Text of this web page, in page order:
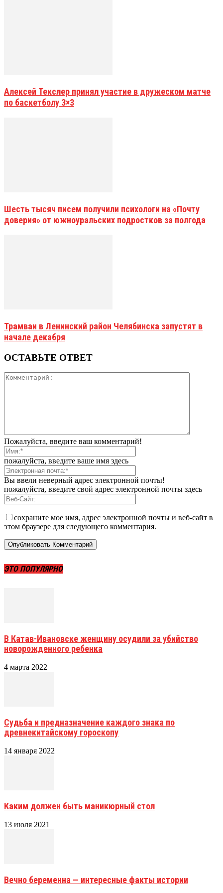
Алексей Текслер принял участие в дружеском матче
по баскетболу 3×3
Шесть тысяч писем получили психологи на «Почту
доверия» от южноуральских подростков за полгода
Трамваи в Ленинский район Челябинска запустят в
начале декабря
ОСТАВЬТЕ ОТВЕТ
Пожалуйста, введите ваш комментарий!
пожалуйста, введите ваше имя здесь
Вы ввели неверный адрес электронной почты!
пожалуйста, введите свой адрес электронной почты здесь
сохраните мое имя, адрес электронной почты и веб-сайт в
этом браузере для следующего комментария.
ЭТО ПОПУЛЯРНО
В Катав-Ивановске женщину осудили за убийство
новорожденного ребенка
4 марта 2022
Судьба и предназначение каждого знака по
древнекитайскому гороскопу
14 января 2022
Каким должен быть маникюрный стол
13 июля 2021
Вечно беременна — интересные факты истории